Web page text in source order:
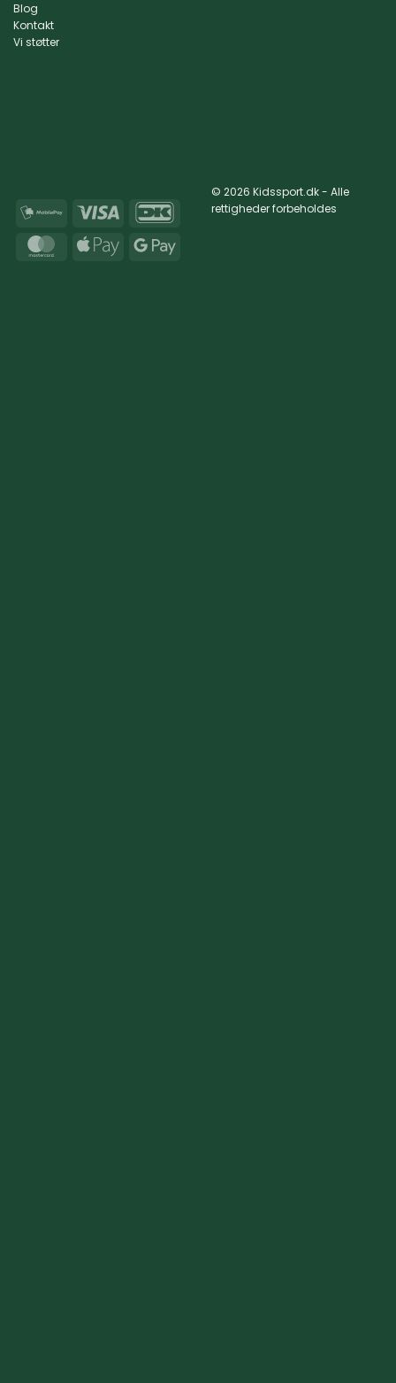
Blog
Kontakt
Vi støtter
MobilePay Visa DanKort
MasterCardApple
Google
© 2026 Kidssport.dk - Alle
rettigheder forbeholdes